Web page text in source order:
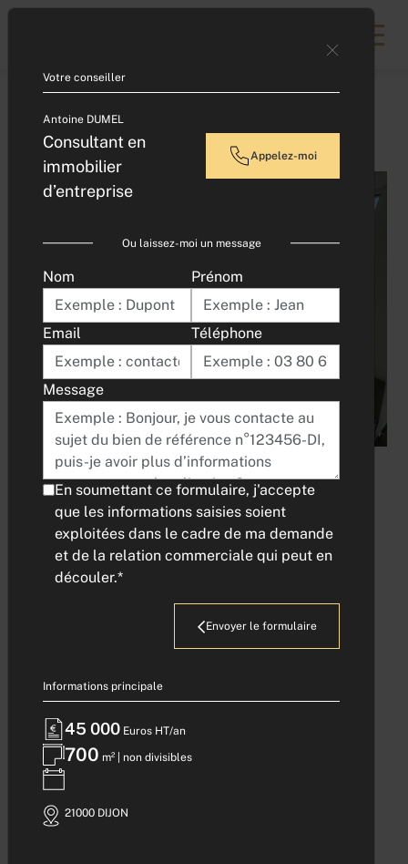
Votre conseiller
Antoine DUMEL
Consultant en
immobilier
d’entreprise
Appelez-moi
Ou laissez-moi un message
Nom Prénom
Email Téléphone
Message
En soumettant ce formulaire, j'accepte
que les informations saisies soient
exploitées dans le cadre de ma demande
et de la relation commerciale qui peut en
découler.*
Envoyer le formulaire
Informations principale
45 000 Euros HT/an
700 m² | non divisibles
21000 DIJON
LOCATION - BATIMENT D'ACTIVITE - CAP NORD
LOCATION -
BATIMENT
D'ACTIVITE - CAP
NORD